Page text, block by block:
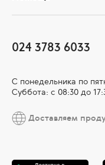
024 3783 6033
С понедельника по
Суббота: с 08:30 до
Доставляем